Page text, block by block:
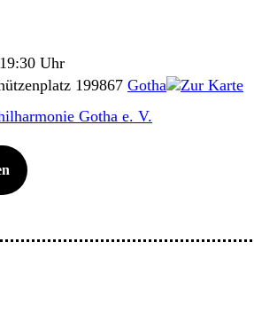
Uhr
199867 Gotha
Zur Karte
Gotha e. V.